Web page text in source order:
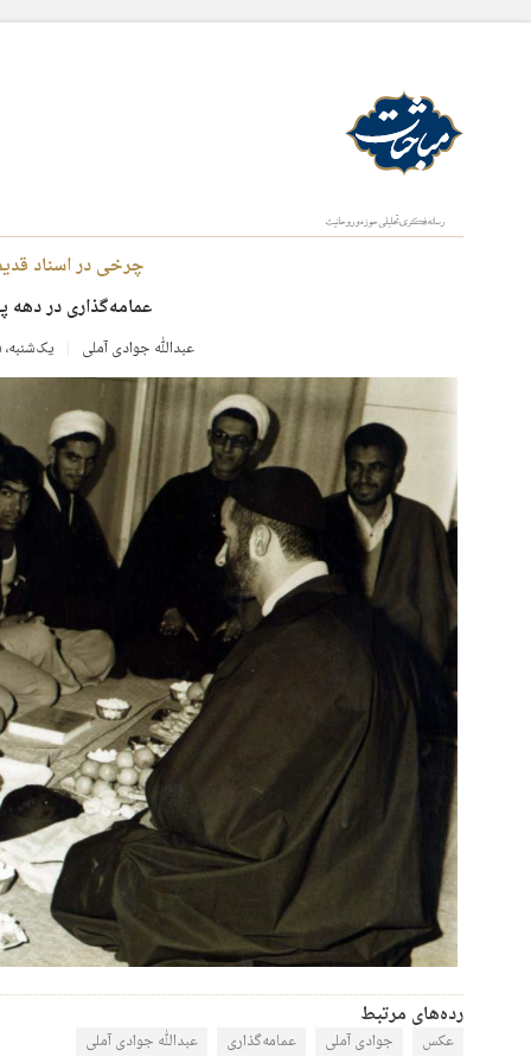
چرخی در اسناد
عمامه‌گذاری در دهه
عبدالله جوادی آملی یک‌شنبه، ۱۱ اسفند ۱۳۹۲
رده‌های مرتبط
عکس جوادی آملی عمامه‌گذاری عبدالله جوادی آملی